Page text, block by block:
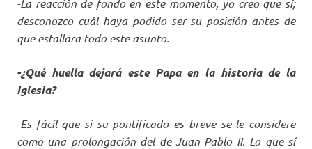
-La reacción de fondo en este momento, yo creo que sí;
desconozco cuál haya podido ser su posición antes de
que estallara todo este asunto.
-¿Qué huella dejará este Papa en la historia de la
Iglesia?
-Es fácil que si su pontificado es breve se le considere
como una prolongación del de Juan Pablo II. Lo que sí